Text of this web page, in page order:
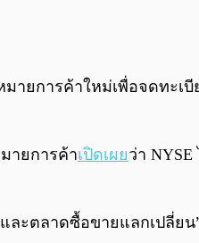
ยการค้าใหม่เพื่อจดทะ
ายการค้าเปิดเผยว่า
ละตลาดซื้อขายแลกเปลี่ยน